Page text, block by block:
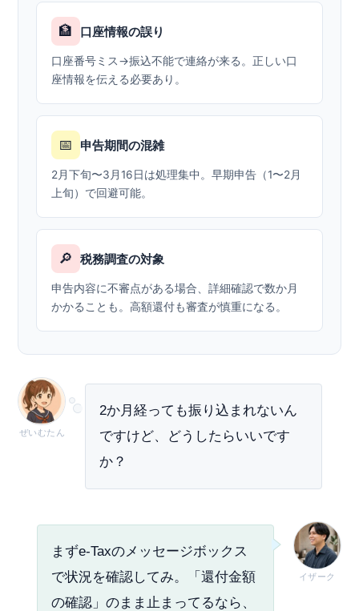
🏦 口座情報の誤り
口座番号ミス→振込不能で連絡が来る。正しい口
座情報を伝える必要あり。
📅 申告期間の混雑
2月下旬〜3月16日は処理集中。早期申告（1〜2月
上旬）で回避可能。
🔎 税務調査の対象
申告内容に不審点がある場合、詳細確認で数か月
かかることも。高額還付も審査が慎重になる。
ぜいむたん
2か月経っても振り込まれないん
ですけど、どうしたらいいです
か？
イザーク
まずe-Taxのメッセージボックス
で状況を確認してみ。「還付金額
の確認」のまま止まってるなら、